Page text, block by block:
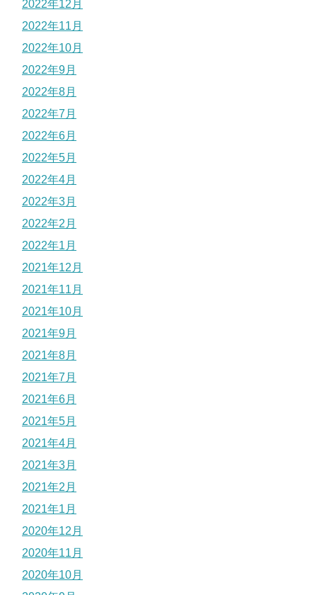
2022年12月
2022年11月
2022年10月
2022年9月
2022年8月
2022年7月
2022年6月
2022年5月
2022年4月
2022年3月
2022年2月
2022年1月
2021年12月
2021年11月
2021年10月
2021年9月
2021年8月
2021年7月
2021年6月
2021年5月
2021年4月
2021年3月
2021年2月
2021年1月
2020年12月
2020年11月
2020年10月